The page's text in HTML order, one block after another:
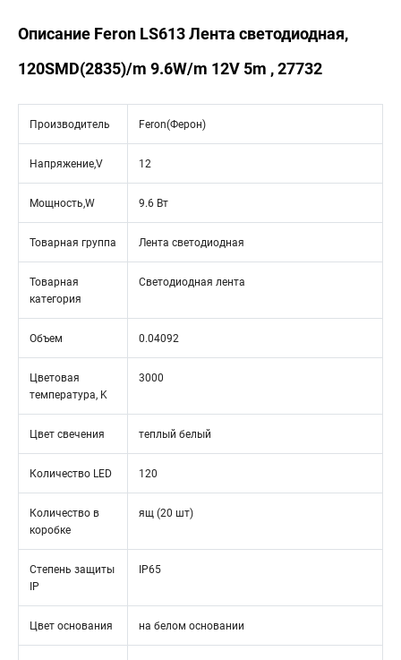
Описание Feron LS613 Лента светодиодная,
120SMD(2835)/m 9.6W/m 12V 5m , 27732
Производитель Feron(Ферон)
Напряжение,V 12
Мощность,W 9.6 Вт
Товарная группа Лента светодиодная
Товарная
категория
Светодиодная лента
Объем 0.04092
Цветовая
температура, K
3000
Цвет свечения теплый белый
Количество LED 120
Количество в
коробке
ящ (20 шт)
Степень защиты
IP
IP65
Цвет основания на белом основании